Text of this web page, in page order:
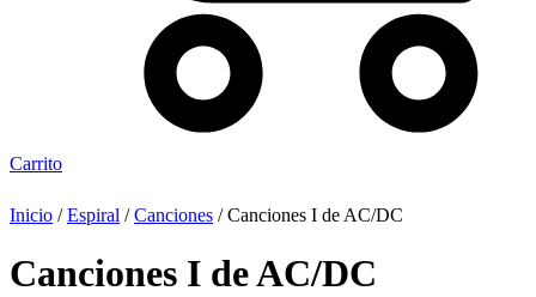
Carrito
Inicio /Espiral /Canciones / Canciones I de AC/DC
Canciones I de AC/DC